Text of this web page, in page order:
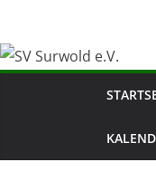
springen